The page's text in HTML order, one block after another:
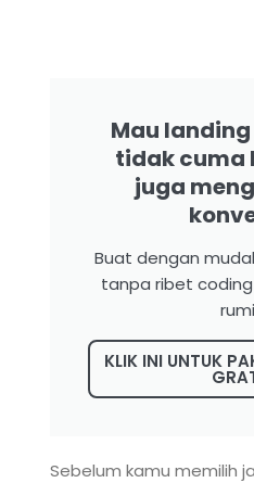
Mau
tidak cuma
juga
Buat dengan
tanpa ribet
KLIK INI UNTUK
Sebelum kamu memilih